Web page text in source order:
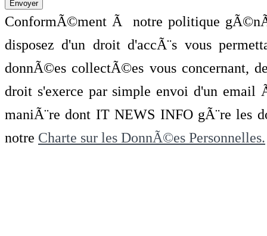
ConformÃ©ment Ã notre politique
disposez d'un droit d'accÃ¨s vous
donnÃ©es collectÃ©es vous concernant,
droit s'exerce par simple envoi d'un
maniÃ¨re dont IT NEWS INFO gÃ¨re les
notre Charte sur les DonnÃ©es Personnelles.